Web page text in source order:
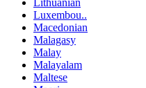
Lithuanian
Luxembou..
Macedonian
Malagasy
Malay
Malayalam
Maltese